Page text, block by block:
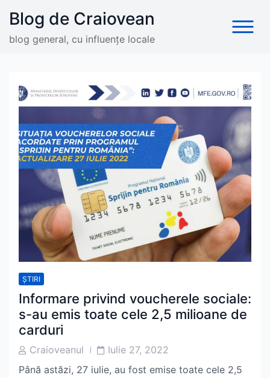
content
Blog de Craiovean
blog general, cu influențe locale
ȘTIRI
Informare privind voucherele sociale:
s-au emis toate cele 2,5 milioane de
carduri
PostCraioveanul
PostIulie 27, 2022
Până astăzi, 27 iulie, au fost emise toate cele 2,5